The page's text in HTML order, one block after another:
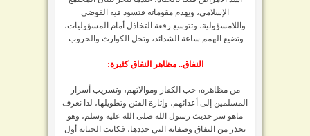
الإسلامي، ويهدم مقوماته فتسود فيه الفوضى
واللامسؤولية، وتتوسع رقعة التخاذل أمام المسؤوليات،
وتضيع الهمم ساعة الشدائد، وتحل الكوارث والحروب.
النفاق.. مظاهر النفاق كثيرة:
من مظاهره، حب الكفار وموالاتهم، وتسريب أسرار
المسلمين إلى أعدائهم، وإثارة الفتن وتطويلها، لذا نعرف
ماهو سر حديث رسول الله صلى الله عليه وسلم، وهو
يحذر من النفاق وصفاته التي حددها، فكانت الخيانة أول